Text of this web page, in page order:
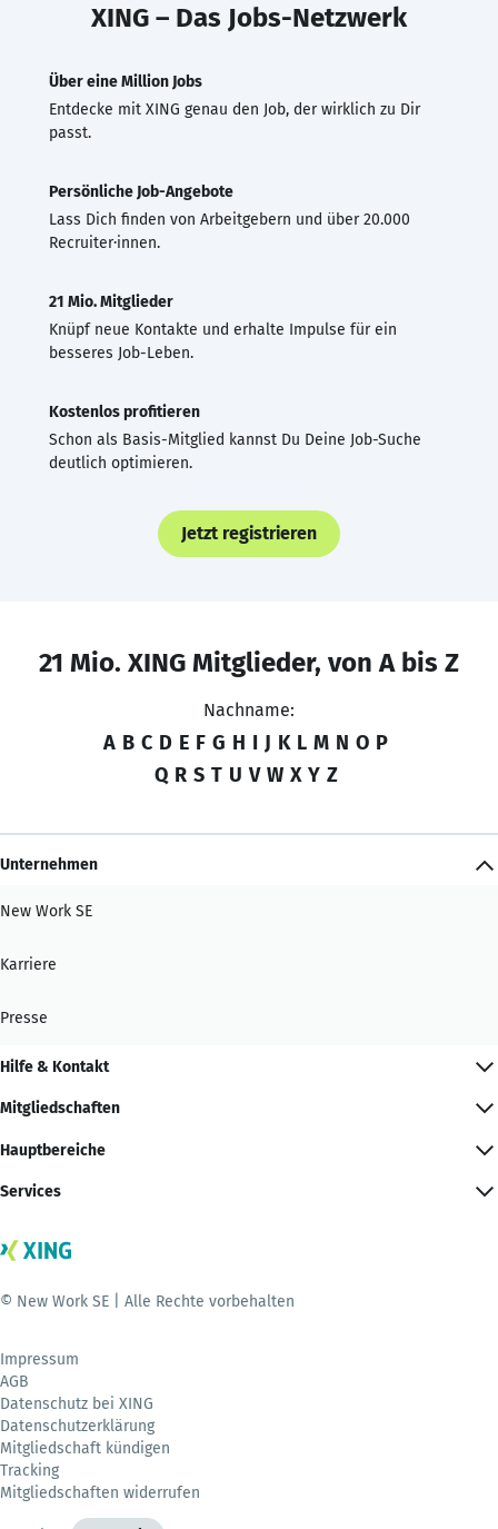
XING – Das Jobs-Netzwerk
Über eine Million Jobs
Entdecke mit XING genau den Job, der wirklich zu Dir
passt.
Persönliche Job-Angebote
Lass Dich finden von Arbeitgebern und über 20.000
Recruiter·innen.
21 Mio. Mitglieder
Knüpf neue Kontakte und erhalte Impulse für ein
besseres Job-Leben.
Kostenlos profitieren
Schon als Basis-Mitglied kannst Du Deine Job-Suche
deutlich optimieren.
Jetzt registrieren
21 Mio. XING Mitglieder, von A bis Z
Nachname:
A B C D E F G H I J K L M N O P
Q R S T U V W X Y Z
Unternehmen
New Work SE
Karriere
Presse
Hilfe & Kontakt
Mitgliedschaften
Hauptbereiche
Services
© New Work SE | Alle Rechte vorbehalten
Impressum
AGB
Datenschutz bei XING
Datenschutzerklärung
Mitgliedschaft kündigen
Tracking
Mitgliedschaften widerrufen